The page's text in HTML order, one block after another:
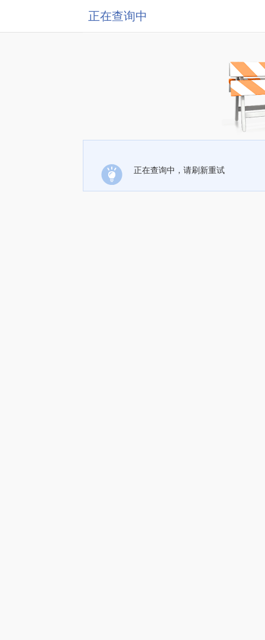
正在查询中
正在查询中，请刷新重试